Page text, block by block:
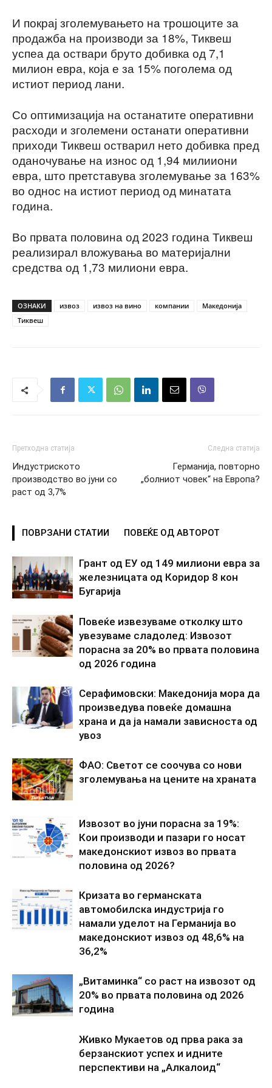
И покрај зголемувањето на трошоците за
продажба на производи за 18%, Тиквеш
успеа да оствари бруто добивка од 7,1
милион евра, која е за 15% поголема од
истиот период лани.
Со оптимизација на останатите оперативни
расходи и зголемени останати оперативни
приходи Тиквеш остварил нето добивка пред
оданочување на износ од 1,94 милииони
евра, што претставува зголемување за 163%
во однос на истиот период од минатата
година.
Во првата половина од 2023 година Тиквеш
реализирал вложувања во материјални
средства од 1,73 милиони евра.
ОЗНАКИ извоз извоз на вино компании
Македонија
Тиквеш
Претходна статија
Индустриското
производство во јуни со
раст од 3,7%
Следна статија
Германија, повторно
„болниот човек“ на Европа?
ПОВРЗАНИ СТАТИИ ПОВЕЌЕ ОД АВТОРОТ
Грант од ЕУ од 149 милиони евра за
железницата од Коридор 8 кон
Бугарија
Повеќе извезуваме отколку што
увезуваме сладолед: Извозот
порасна за 20% во првата половина
од 2026 година
Серафимовски: Македонија мора да
произведува повеќе домашна
храна и да ја намали зависноста од
увоз
ФАО: Светот се соочува со нови
зголемувања на цените на храната
Извозот во јуни порасна за 19%:
Кои производи и пазари го носат
македонскиот извоз во првата
половина од 2026?
Кризата во германската
автомобилска индустрија го
намали уделот на Германија во
македонскиот извоз од 48,6% на
36,2%
„Витаминка“ со раст на извозот од
20% во првата половина од 2026
година
Живко Мукаетов од прва рака за
берзанскиот успех и идните
перспективи на „Алкалоид“